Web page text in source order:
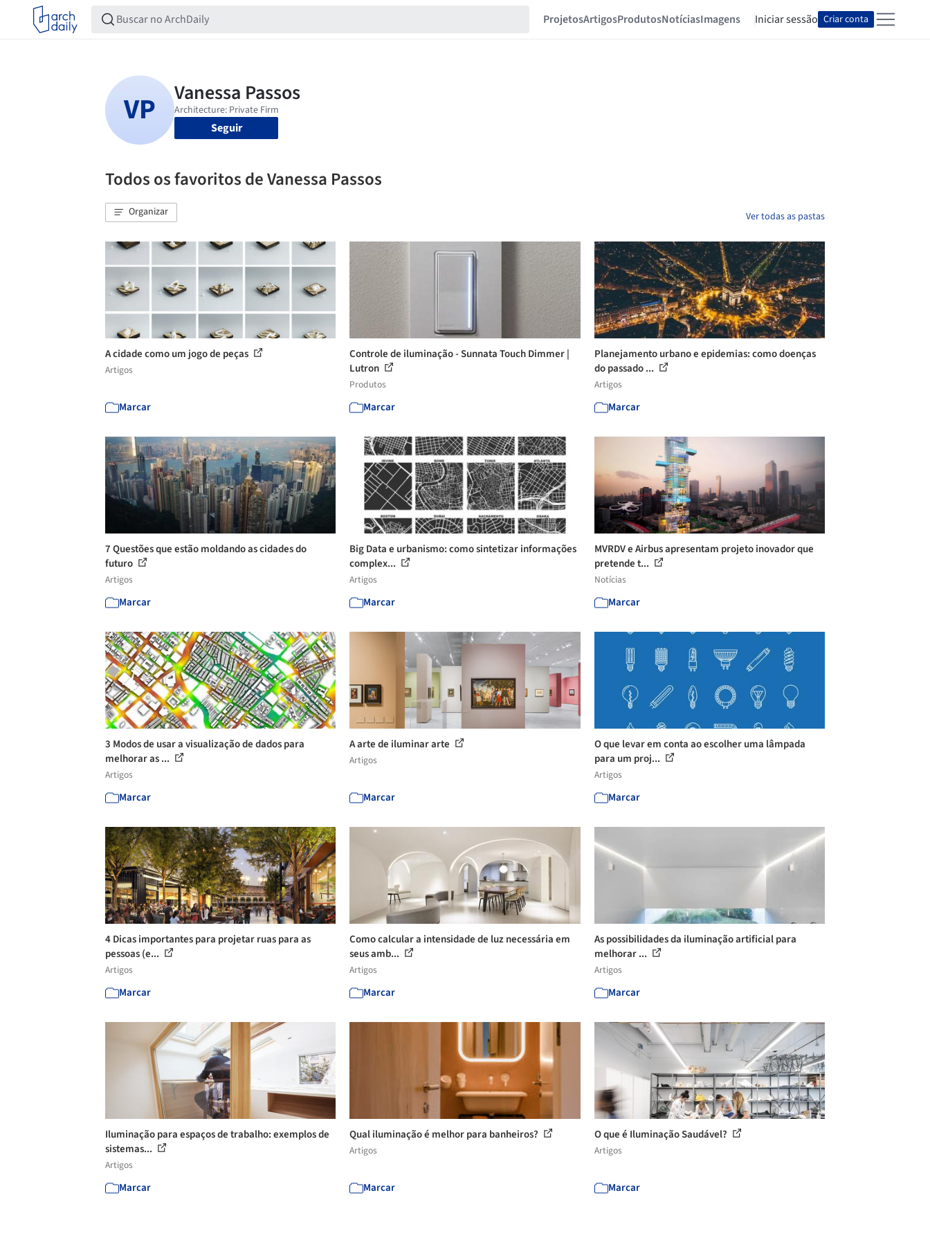
ProjetosArtigosProdutosNotíciasImagens Iniciar sessão Criar conta
Seguir
Todos os favoritos de Vanessa Passos
Organizar Ver todas as pastas
A cidade como um jogo de peças
Artigos
Marcar
Controle de iluminação - Sunnata Touch Dimmer |
Lutron
Produtos
Marcar
Planejamento urbano e epidemias: como doenças
do passado ...
Artigos
Marcar
7 Questões que estão moldando as cidades do
futuro
Artigos
Marcar
Big Data e urbanismo: como sintetizar informações
complex...
Artigos
Marcar
MVRDV e Airbus apresentam projeto inovador que
pretende t...
Notícias
Marcar
3 Modos de usar a visualização de dados para
melhorar as ...
Artigos
Marcar
A arte de iluminar arte
Artigos
Marcar
O que levar em conta ao escolher uma lâmpada
para um proj...
Artigos
Marcar
4 Dicas importantes para projetar ruas para as
pessoas (e...
Artigos
Marcar
Como calcular a intensidade de luz necessária em
seus amb...
Artigos
Marcar
As possibilidades da iluminação artificial para
melhorar ...
Artigos
Marcar
Iluminação para espaços de trabalho: exemplos de
sistemas...
Artigos
Marcar
Qual iluminação é melhor para banheiros?
Artigos
Marcar
O que é Iluminação Saudável?
Artigos
Marcar